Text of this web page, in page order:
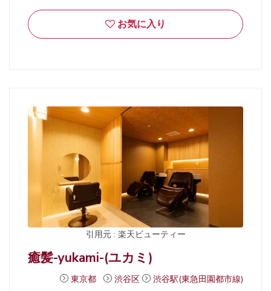
お気に入り
引用元 : 楽天ビューティー
癒髪-yukami-(ユカミ)
東京都 渋谷区
渋谷駅(東急田園都市線)